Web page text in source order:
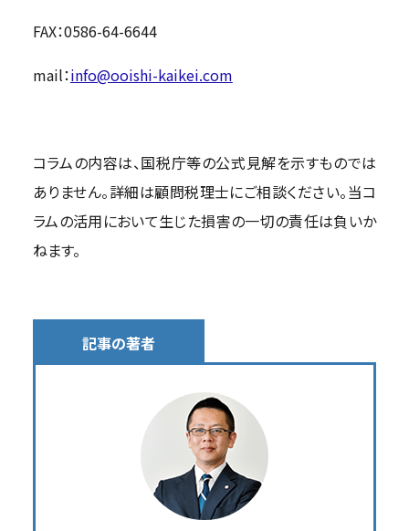
FAX：0586-64-6644
mail：info@ooishi-kaikei.com
コラムの内容は、国税庁等の公式見解を示すものでは
ありません。詳細は顧問税理士にご相談ください。当コ
ラムの活用において生じた損害の一切の責任は負いか
ねます。
記事の著者